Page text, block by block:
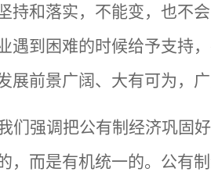
持和落实，不能变，也不
遇到困难的时候给予支持
展前景广阔、大有可为，
们强调把公有制经济巩固
，而是有机统一的。公有